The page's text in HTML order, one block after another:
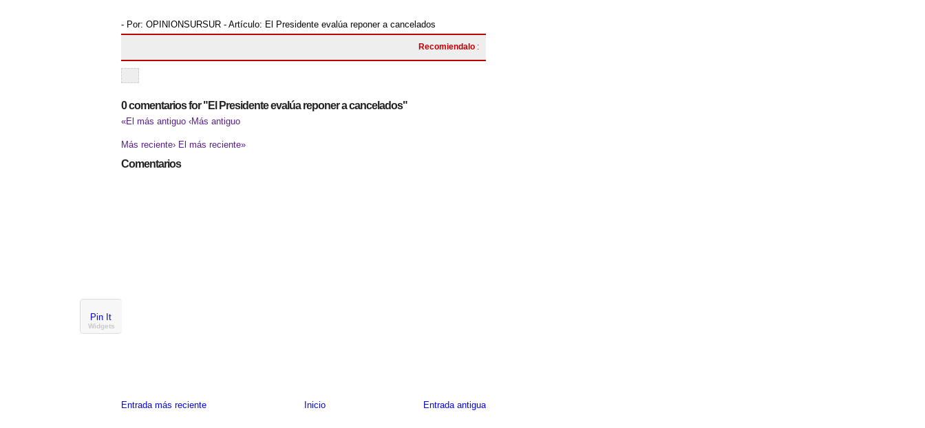
Pin It
Widgets
- Por: OPINIONSURSUR - Artículo: El Presidente evalúa reponer a cancelados
Recomiendalo :
0 comentarios for "El Presidente evalúa reponer a cancelados"
«El más antiguo ‹Más antiguo
Más reciente› El más reciente»
Comentarios
Entrada más reciente Entrada antigua
Inicio